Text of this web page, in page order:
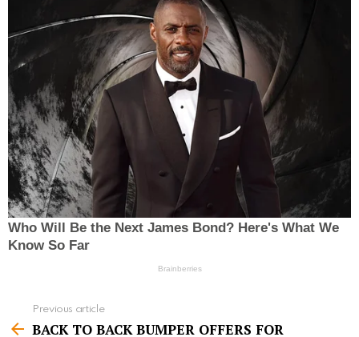
Previous article
BACK TO BACK BUMPER OFFERS FOR